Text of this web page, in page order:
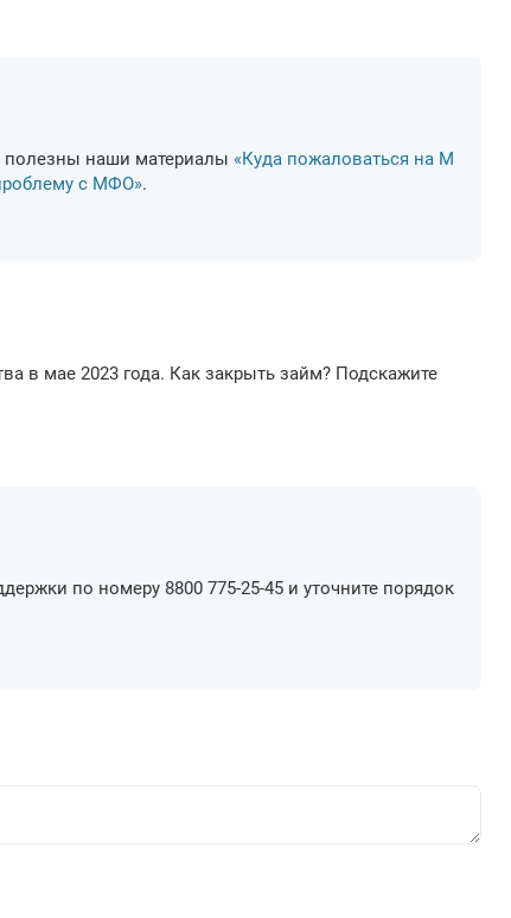
наши материалы «Куда пожаловаться на М
с МФО».
в мае 2023 года. Как закрыть займ? Подскажите
по номеру 8800 775-25-45 и уточните порядок